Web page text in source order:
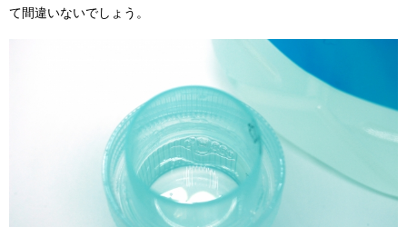
て間違いないでしょう。